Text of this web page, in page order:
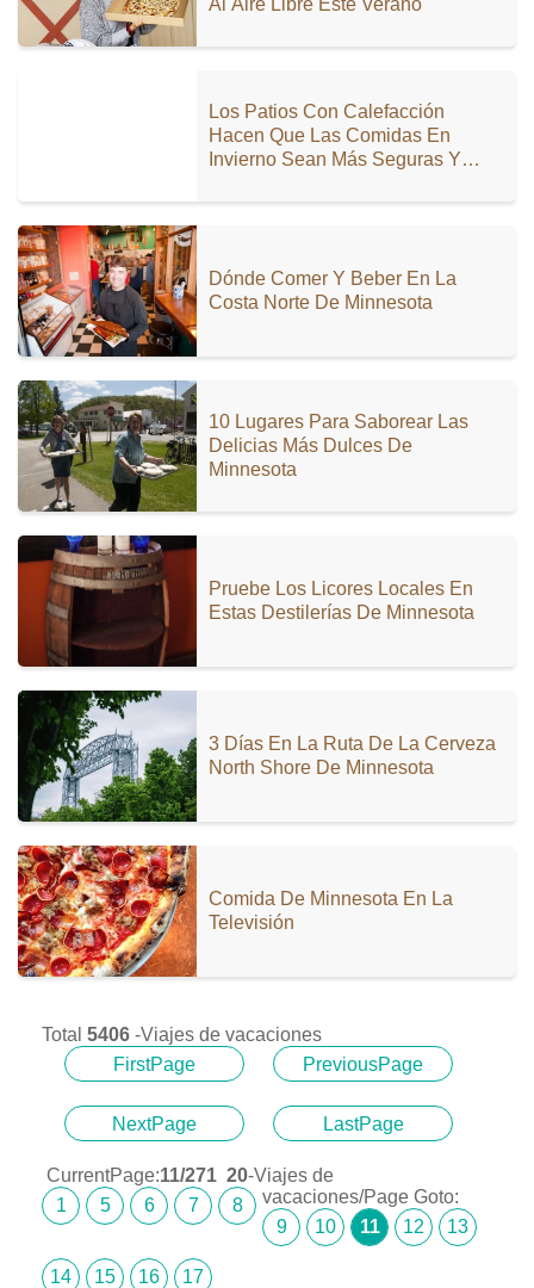
Al Aire Libre Este Verano
Los Patios Con Calefacción
Hacen Que Las Comidas En
Invierno Sean Más Seguras Y
Dónde Comer Y Beber En La
Costa Norte De Minnesota
10 Lugares Para Saborear Las
Delicias Más Dulces De
Minnesota
Pruebe Los Licores Locales En
Estas Destilerías De Minnesota
3 Días En La Ruta De La Cerveza
North Shore De Minnesota
Comida De Minnesota En La
Televisión
Total 5406 -Viajes de vacaciones
FirstPage
PreviousPage
NextPage LastPage
CurrentPage:11/271 20-Viajes de
vacaciones/Page Goto:
1 5 6 7
8
9
10 11 12 13
14 15 16 17